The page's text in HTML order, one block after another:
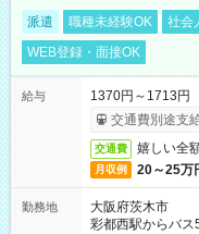
派遣 職種未経験OK 社会
WEB登録・面接OK
給与
1370円～1713円
交通費別途支
交通費 嬉しい全
月収例 20～25万
勤務地
大阪府茨木市
彩都西駅からバス